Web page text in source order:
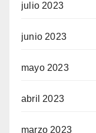
julio 2023
junio 2023
mayo 2023
abril 2023
marzo 2023